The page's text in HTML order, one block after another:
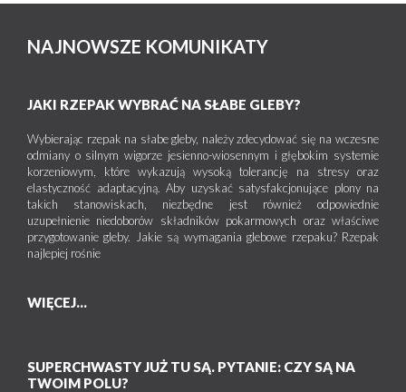
NAJNOWSZE KOMUNIKATY
JAKI RZEPAK WYBRAĆ NA SŁABE GLEBY?
Wybierając rzepak na słabe gleby, należy zdecydować się na wczesne
odmiany o silnym wigorze jesienno-wiosennym i głębokim systemie
korzeniowym, które wykazują wysoką tolerancję na stresy oraz
elastyczność adaptacyjną. Aby uzyskać satysfakcjonujące plony na
takich stanowiskach, niezbędne jest również odpowiednie
uzupełnienie niedoborów składników pokarmowych oraz właściwe
przygotowanie gleby. Jakie są wymagania glebowe rzepaku? Rzepak
najlepiej rośnie
WIĘCEJ...
SUPERCHWASTY JUŻ TU SĄ. PYTANIE: CZY SĄ NA
TWOIM POLU?